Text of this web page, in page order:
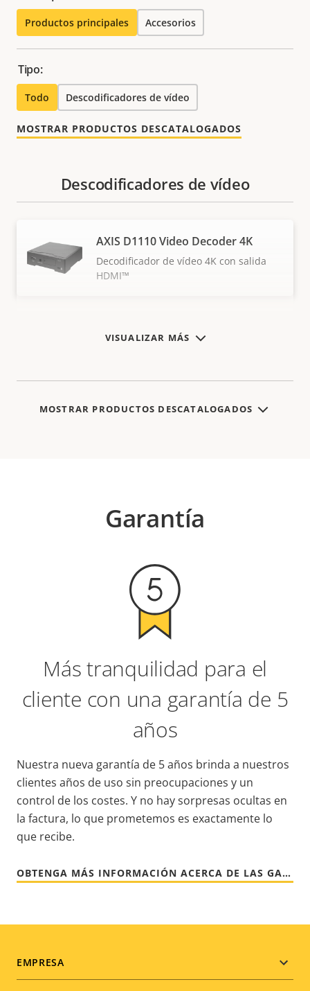
Productos principales Accesorios
Tipo:
Todo Descodificadores de vídeo
MOSTRAR PRODUCTOS DESCATALOGADOS
VISUALIZAR MÁS
Descodificadores de vídeo
AXIS D1110 Video Decoder 4K
Decodificador de vídeo 4K con salida
HDMI™
MOSTRAR PRODUCTOS DESCATALOGADOS
Garantía
Más tranquilidad para el
cliente con una garantía de 5
años
Nuestra nueva garantía de 5 años brinda a nuestros
clientes años de uso sin preocupaciones y un
control de los costes. Y no hay sorpresas ocultas en
la factura, lo que prometemos es exactamente lo
que recibe.
OBTENGA MÁS INFORMACIÓN ACERCA DE LAS GARANTÍAS DE AXIS
Footer
EMPRESA